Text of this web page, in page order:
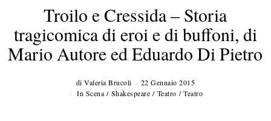
Troilo e Cressida – Storia
tragicomica di eroi e di buffoni, di
Mario Autore ed Eduardo Di Pietro
diValeria Brucoli 22 Gennaio 2015
5
In Scena / Shakespeare / Teatro / Teatro